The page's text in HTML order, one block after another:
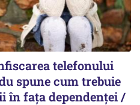
telefonului
spune cum trebuie
în fața dependenței /